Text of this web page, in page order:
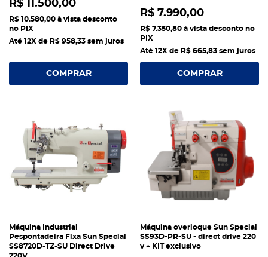
R$ 11.500,00
R$ 10.580,00 à vista desconto
no PIX
Até 12X de R$ 958,33 sem juros
COMPRAR
R$ 7.990,00
R$ 7.350,80 à vista desconto no
PIX
Até 12X de R$ 665,83 sem juros
COMPRAR
Máquina Industrial
Pespontadeira Fixa Sun Special
SS8720D-TZ-SU Direct Drive
Máquina overloque Sun Special
SS93D-PR-SU - direct drive 220
v + KIT exclusivo